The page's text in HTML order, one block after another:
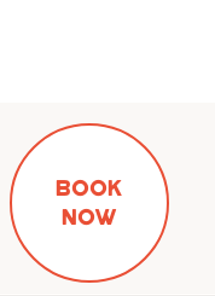
BOOK
NOW